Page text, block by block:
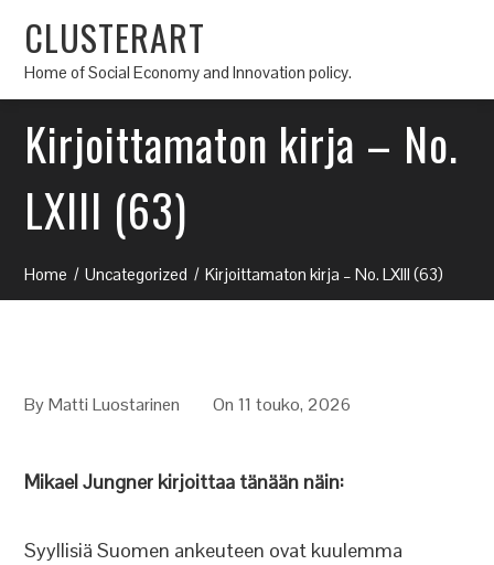
CLUSTERART
Home of Social Economy and Innovation policy.
Kirjoittamaton kirja – No.
LXIII (63)
Home Uncategorized Kirjoittamaton kirja – No. LXIII (63)
ByMatti Luostarinen On 11 touko, 2026
Mikael Jungner kirjoittaa tänään näin:
Syyllisiä Suomen ankeuteen ovat kuulemma